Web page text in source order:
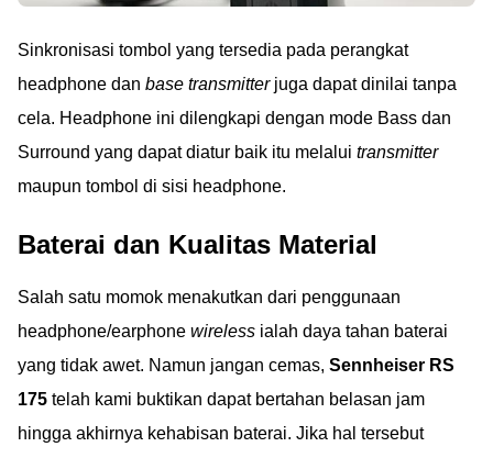
Sinkronisasi tombol yang tersedia pada perangkat
headphone dan base transmitterjuga dapat dinilai tanpa
cela. Headphone ini dilengkapi dengan mode Bass dan
Surround yang dapat diatur baik itu melalui transmitter
maupun tombol di sisi headphone.
Baterai dan Kualitas Material
Salah satu momok menakutkan dari penggunaan
headphone/earphone wireless ialah daya tahan baterai
yang tidak awet. Namun jangan cemas, Sennheiser RS
175 telah kami buktikan dapat bertahan belasan jam
hingga akhirnya kehabisan baterai. Jika hal tersebut